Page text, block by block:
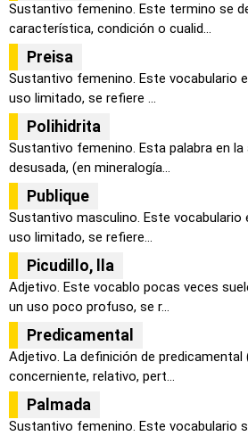
Sustantivo femenino. Este termino se
característica, condición o cualid...
Preisa
Sustantivo femenino. Este vocabulario
uso limitado, se refiere ...
Polihidrita
Sustantivo femenino. Esta palabra en
desusada, (en mineralogía...
Publique
Sustantivo masculino. Este vocabulario
uso limitado, se refiere...
Picudillo, lla
Adjetivo. Este vocablo pocas veces
un uso poco profuso, se r...
Predicamental
Adjetivo. La definición de
concerniente, relativo, pert...
Palmada
Sustantivo femenino. Este vocabulario